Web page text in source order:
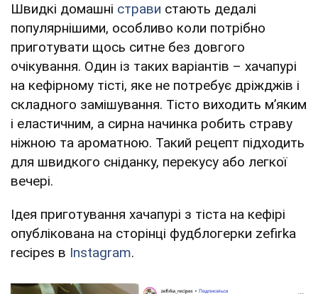
Швидкі домашні страви стають дедалі
популярнішими, особливо коли потрібно
приготувати щось ситне без довгого
очікування. Один із таких варіантів – хачапурі
на кефірному тісті, яке не потребує дріжджів і
складного замішування. Тісто виходить м’яким
і еластичним, а сирна начинка робить страву
ніжною та ароматною. Такий рецепт підходить
для швидкого сніданку, перекусу або легкої
вечері.
Ідея приготування хачапурі з тіста на кефірі
опублікована на сторінці фудблогерки zefirka
recipes в Instagram.